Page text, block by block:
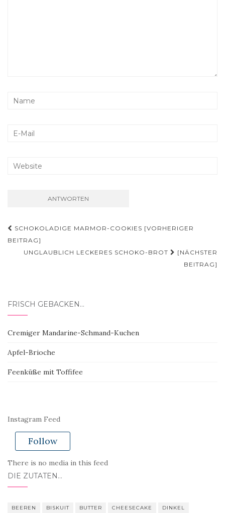
Beitragsnavigation
SCHOKOLADIGE MARMOR-COOKIES [VORHERIGER
BEITRAG]
UNGLAUBLICH LECKERES SCHOKO-BROT
[NÄCHSTER
BEITRAG]
FRISCH GEBACKEN…
Cremiger Mandarine-Schmand-Kuchen
Apfel-Brioche
Feenküße mit Toffifee
Instagram Feed
Follow
There is no media in this feed
DIE ZUTATEN…
BEEREN BISKUIT BUTTER CHEESECAKE DINKEL